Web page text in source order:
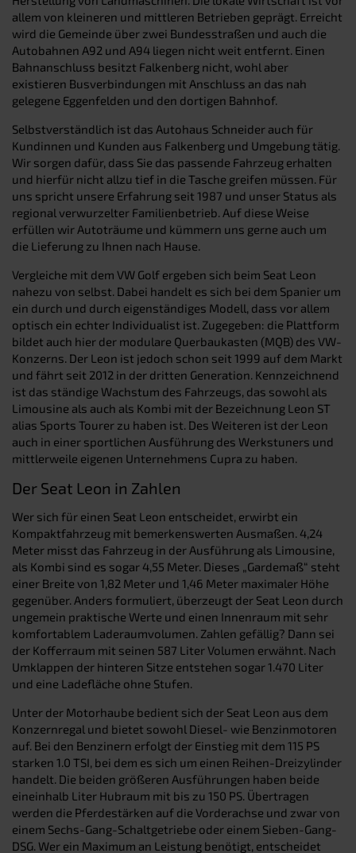
allem von kleineren und mittleren Betrieben geprägt. Erreicht
wird die Gemeinde über zwei Bundesstraßen und auch die
Autobahnen A92 und A94 liegen nicht weit entfernt. Einen
Bahnanschluss besitzt Falkenberg nicht, wohl aber
existieren Busverbindungen mit Anschluss an das nah
gelegene Eggenfelden und den dortigen Bahnhof.
Selbstverständlich ist das Autohaus Schneider auch für
Kundinnen und Kunden aus Falkenberg und Umgebung tätig.
Wir sorgen dafür, dass Sie das passende Fahrzeug erhalten
und hierfür nicht allzu tief in die Tasche greifen müssen. Für
uns spricht unsere Erfahrung seit 1987 und unser Status als
regional verwurzelter Familienbetrieb. Auf diese Weise
erfüllen wir Autoträume und kümmern uns gerne auch um
die Lieferung zu Ihnen nach Hause.
Vergleiche mit dem VW Golf ergeben sich beim Seat Leon
nahezu von selbst. Dabei handelt es sich bei dem Spanier um
ein durch und durch eigenständiges Modell, dass vor allem
optisch ein echter Individualist ist. Zugegeben: die Plattform
bildet auch hier der modulare Querbaukasten (MQB) des VW-
Konzerns. Der Leon ist jedoch schon seit 1999 auf dem Markt
und fährt seit 2012 in der dritten Generation. Kennzeichnend
ist das ständige Wachstum des Fahrzeugs, das sowohl als
Limousine als auch als Kombi mit der Bezeichnung Leon ST
alias Sports Tourer zu haben ist. Des Weiteren ist der Leon
auch in einer sportlichen Ausführung des Werkstuners und
mittlerweile eigenen Unternehmens Cupra zu haben.
Der Seat Leon in Zahlen
Wer sich für einen Seat Leon entscheidet, erwirbt ein
Kompaktfahrzeug mit bemerkenswerten Ausmaßen. 4,24
Meter misst das Fahrzeug in der Ausführung als Limousine,
als Kombi sind es sogar 4,55 Meter. Dieses „Gardemaß“ steht
einer Breite von 1,82 Meter und 1,46 Meter maximaler Höhe
gegenüber. Anders formuliert, überzeugt der Seat Leon durch
ungemein praktische Werte und einen Innenraum mit sehr
komfortablem Laderaumvolumen. Zahlen gefällig? Dann sei
der Kofferraum mit seinen 587 Liter Volumen erwähnt. Nach
Umklappen der hinteren Sitze entstehen sogar 1.470 Liter
und eine Ladefläche ohne Stufen.
Unter der Motorhaube bedient sich der Seat Leon aus dem
Konzernregal und bietet sowohl Diesel- wie Benzinmotoren
auf. Bei den Benzinern erfolgt der Einstieg mit dem 115 PS
starken 1.0 TSI, bei dem es sich um einen Reihen-Dreizylinder
handelt. Die beiden größeren Ausführungen haben beide
eineinhalb Liter Hubraum mit bis zu 150 PS. Übertragen
werden die Pferdestärken auf die Vorderachse und zwar von
einem Sechs-Gang-Schaltgetriebe oder einem Sieben-Gang-
DSG. Wer ein Maximum an Leistung benötigt, entscheidet